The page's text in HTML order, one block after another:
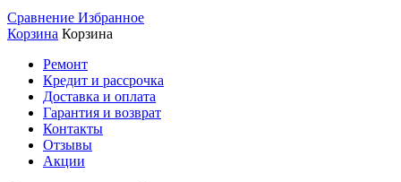
Сравнение Избранное
Корзина Корзина
Ремонт
Кредит и рассрочка
Доставка и оплата
Гарантия и возврат
Контакты
Отзывы
Акции